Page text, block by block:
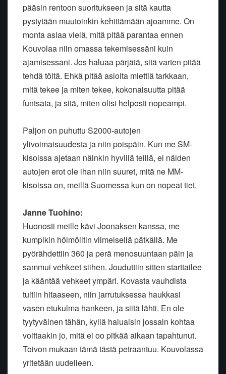
pääsin rentoon suoritukseen ja sitä kautta
pystytään muutoinkin kehittämään ajoamme. On
monta asiaa vielä, mitä pitää parantaa ennen
Kouvolaa niin omassa tekemisessäni kuin
ajamisessani. Jos haluaa pärjätä, sitä varten pitää
tehdä töitä. Ehkä pitää asioita miettiä tarkkaan,
mitä tekee ja miten tekee, kokonaisuutta pitää
funtsata, ja sitä, miten olisi helposti nopeampi.
Paljon on puhuttu S2000-autojen
ylivoimaisuudesta ja niin poispäin. Kun me SM-
kisoissa ajetaan näinkin hyvillä teillä, ei näiden
autojen erot ole ihan niin suuret, mitä ne MM-
kisoissa on, meillä Suomessa kun on nopeat tiet.
Janne Tuohino:
Huonosti meille kävi Joonaksen kanssa, me
kumpikin hölmöiltin viimeisellä pätkällä. Me
pyörähdettiin 360 ja perä menosuuntaan päin ja
sammui vehkeet siihen. Jouduttiin sitten starttailee
ja kääntää vehkeet ympäri. Kovasta vauhdista
tultiin hitaaseen, niin jarrutuksessa haukkasi
vasen etukulma hankeen, ja siitä lähti. En ole
tyytyväinen tähän, kyllä haluaisin jossain kohtaa
voittaakin jo, mitä ei oo pitkää aikaan tapahtunut.
Toivon mukaan tämä tästä petraantuu. Kouvolassa
yritetään uudelleen.